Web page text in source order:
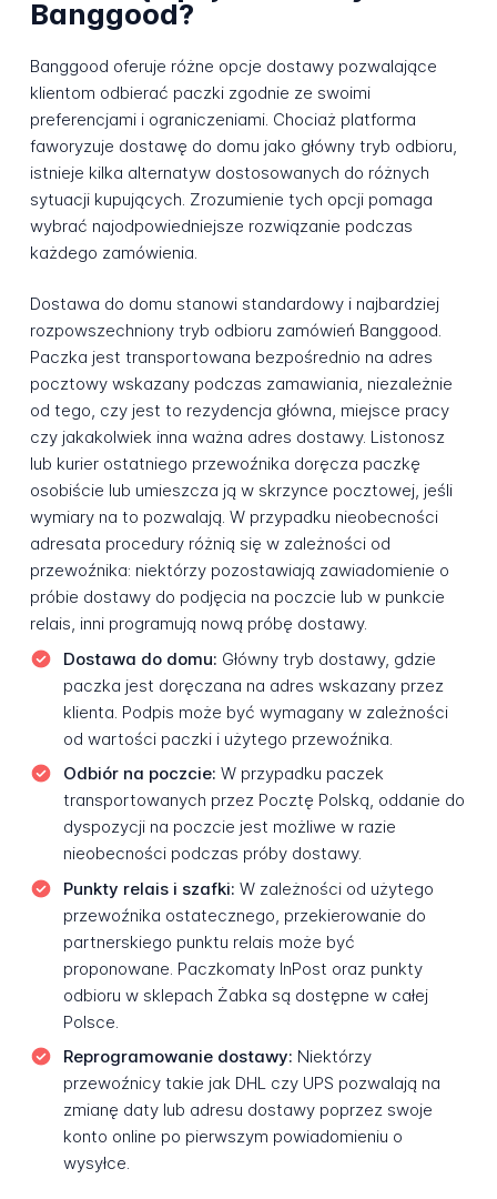
Banggood?
Banggood oferuje różne opcje dostawy pozwalające
klientom odbierać paczki zgodnie ze swoimi
preferencjami i ograniczeniami. Chociaż platforma
faworyzuje dostawę do domu jako główny tryb odbioru,
istnieje kilka alternatyw dostosowanych do różnych
sytuacji kupujących. Zrozumienie tych opcji pomaga
wybrać najodpowiedniejsze rozwiązanie podczas
każdego zamówienia.
Dostawa do domu stanowi standardowy i najbardziej
rozpowszechniony tryb odbioru zamówień Banggood.
Paczka jest transportowana bezpośrednio na adres
pocztowy wskazany podczas zamawiania, niezależnie
od tego, czy jest to rezydencja główna, miejsce pracy
czy jakakolwiek inna ważna adres dostawy. Listonosz
lub kurier ostatniego przewoźnika doręcza paczkę
osobiście lub umieszcza ją w skrzynce pocztowej, jeśli
wymiary na to pozwalają. W przypadku nieobecności
adresata procedury różnią się w zależności od
przewoźnika: niektórzy pozostawiają zawiadomienie o
próbie dostawy do podjęcia na poczcie lub w punkcie
relais, inni programują nową próbę dostawy.
Dostawa do domu: Główny tryb dostawy, gdzie
paczka jest doręczana na adres wskazany przez
klienta. Podpis może być wymagany w zależności
od wartości paczki i użytego przewoźnika.
Odbiór na poczcie: W przypadku paczek
transportowanych przez Pocztę Polską, oddanie do
dyspozycji na poczcie jest możliwe w razie
nieobecności podczas próby dostawy.
Punkty relais i szafki: W zależności od użytego
przewoźnika ostatecznego, przekierowanie do
partnerskiego punktu relais może być
proponowane. Paczkomaty InPost oraz punkty
odbioru w sklepach Żabka są dostępne w całej
Polsce.
Reprogramowanie dostawy: Niektórzy
przewoźnicy takie jak DHL czy UPS pozwalają na
zmianę daty lub adresu dostawy poprzez swoje
konto online po pierwszym powiadomieniu o
wysyłce.